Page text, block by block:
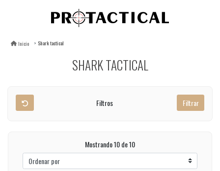
Inicio Shark tactical
SHARK TACTICAL
Filtros Filtrar
Mostrando 10 de 10